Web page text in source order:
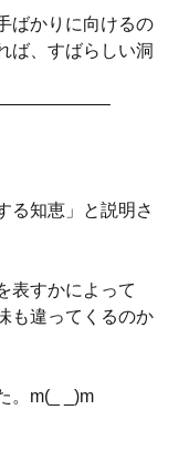
ばかりに向けるの
ば、すばらしい洞
る知恵」と説明さ
表すかによって
も違ってくるのか
。m(_ _)m